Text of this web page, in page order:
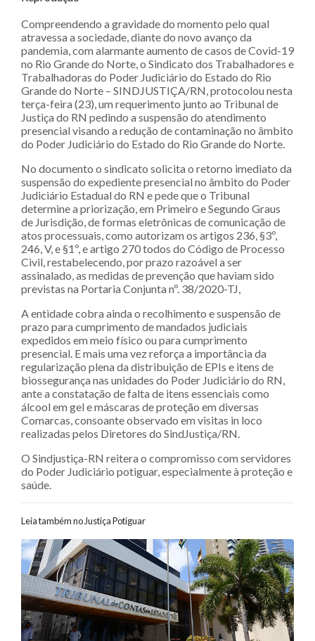
Compreendendo a gravidade do momento pelo qual
atravessa a sociedade, diante do novo avanço da
pandemia, com alarmante aumento de casos de Covid-19
no Rio Grande do Norte, o Sindicato dos Trabalhadores e
Trabalhadoras do Poder Judiciário do Estado do Rio
Grande do Norte – SINDJUSTIÇA/RN, protocolou nesta
terça-feira (23), um requerimento junto ao Tribunal de
Justiça do RN pedindo a suspensão do atendimento
presencial visando a redução de contaminação no âmbito
do Poder Judiciário do Estado do Rio Grande do Norte.
No documento o sindicato solicita o retorno imediato da
suspensão do expediente presencial no âmbito do Poder
Judiciário Estadual do RN e pede que o Tribunal
determine a priorização, em Primeiro e Segundo Graus
de Jurisdição, de formas eletrônicas de comunicação de
atos processuais, como autorizam os artigos 236, §3º,
246, V, e §1º, e artigo 270 todos do Código de Processo
Civil, restabelecendo, por prazo razoável a ser
assinalado, as medidas de prevenção que haviam sido
previstas na Portaria Conjunta nº. 38/2020-TJ,
A entidade cobra ainda o recolhimento e suspensão de
prazo para cumprimento de mandados judiciais
expedidos em meio físico ou para cumprimento
presencial. E mais uma vez reforça a importância da
regularização plena da distribuição de EPIs e itens de
biossegurança nas unidades do Poder Judiciário do RN,
ante a constatação de falta de itens essenciais como
álcool em gel e máscaras de proteção em diversas
Comarcas, consoante observado em visitas in loco
realizadas pelos Diretores do SindJustiça/RN.
O Sindjustiça-RN reitera o compromisso com servidores
do Poder Judiciário potiguar, especialmente à proteção e
saúde.
Leia também no Justiça Potiguar
Navegação entre posts